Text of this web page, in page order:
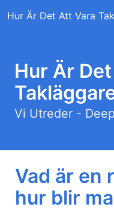
toHur Är Det Att Vara
Hur Är
Vi Utreder -
Vad är en
hur blir